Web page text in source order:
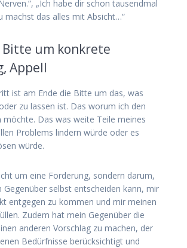
„Ich habe dir schon tausendmal
machst das alles mit Absicht…“
um konkrete
Appell
ist am Ende die Bitte um das, was
zu lassen ist. Das worum ich den
möchte. Das was weite Teile meines
Problems lindern würde oder es
würde.
um eine Forderung, sondern darum,
Gegenüber selbst entscheiden kann, mir
entgegen zu kommen und mir meinen
Zudem hat mein Gegenüber die
anderen Vorschlag zu machen, der
Bedürfnisse berücksichtigt und